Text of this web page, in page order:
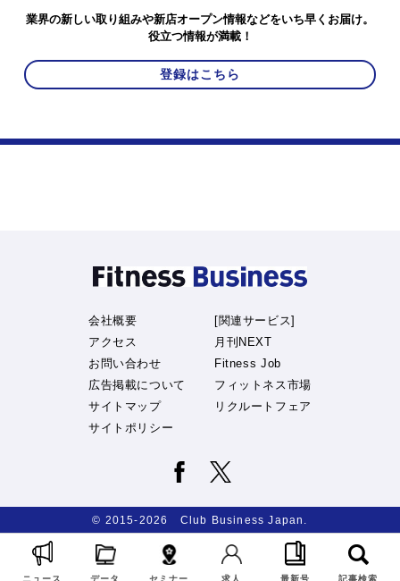
業界の新しい取り組みや新店オープン情報などをいち早くお届け。
役立つ情報が満載！
登録はこちら
会社概要
アクセス
お問い合わせ
広告掲載について
サイトマップ
サイトポリシー
[関連サービス]
月刊NEXT
Fitness Job
フィットネス市場
リクルートフェア
© 2015-2026 Club Business Japan.
ニュース データ セミナー 求人 最新号 記事検索